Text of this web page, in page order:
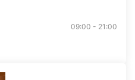
09:00 - 21:00